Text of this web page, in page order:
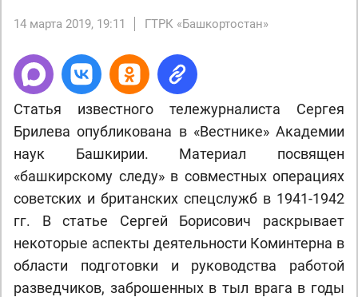
14 марта 2019, 19:11 ГТРК «Башкортостан»
Статья известного тележурналиста Сергея
Брилева опубликована в «Вестнике» Академии
наук Башкирии. Материал посвящен
«башкирскому следу» в совместных операциях
советских и британских спецслужб в 1941-1942
гг. В статье Сергей Борисович раскрывает
некоторые аспекты деятельности Коминтерна в
области подготовки и руководства работой
разведчиков, заброшенных в тыл врага в годы